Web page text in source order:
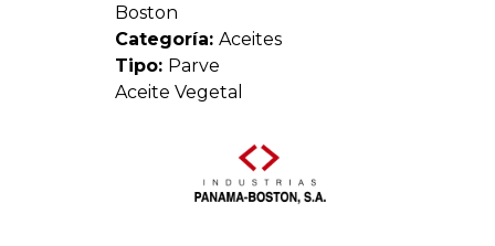
Boston
Categoría: Aceites
Tipo: Parve
Aceite Vegetal